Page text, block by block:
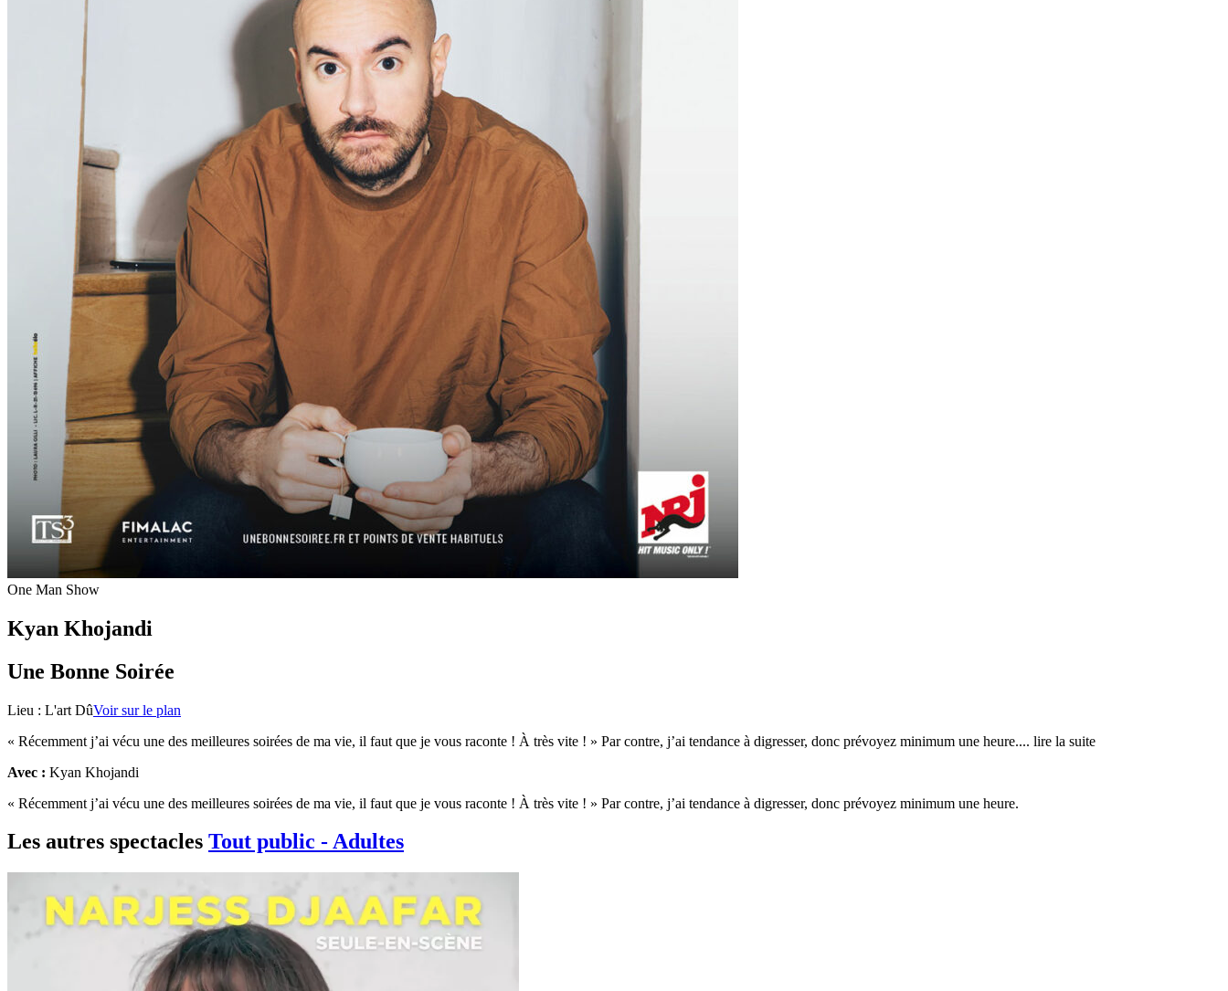
One Man Show
Kyan Khojandi
Une Bonne Soirée
Lieu : L'art DûVoir sur le plan
« Récemment j’ai vécu une des meilleures soirées de ma vie, il faut que je vous raconte ! À très vite ! » Par contre, j’ai tendance à digresser, donc prévoyez minimum une heure.... lire la suite
Avec : Kyan Khojandi
« Récemment j’ai vécu une des meilleures soirées de ma vie, il faut que je vous raconte ! À très vite ! » Par contre, j’ai tendance à digresser, donc prévoyez minimum une heure.
Les autres spectacles Tout public - Adultes